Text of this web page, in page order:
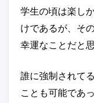
学生の頃は楽し
けであるが、そ
幸運なことだと思
誰に強制されて
ことも可能であ